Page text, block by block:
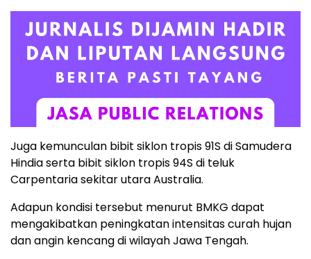
Juga kemunculan bibit siklon tropis 91S di Samudera
Hindia serta bibit siklon tropis 94S di teluk
Carpentaria sekitar utara Australia.
Adapun kondisi tersebut menurut BMKG dapat
mengakibatkan peningkatan intensitas curah hujan
dan angin kencang di wilayah Jawa Tengah.